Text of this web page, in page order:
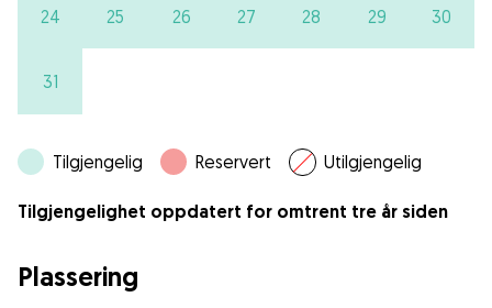
24 25 26 27 28 29 30
31
Tilgjengelig Reservert Utilgjengelig
Tilgjengelighet oppdatert for omtrent tre år siden
Plassering